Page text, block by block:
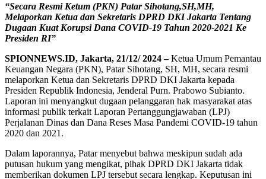
“Secara Resmi Ketum (PKN) Patar Sihotang,SH,MH,
Melaporkan Ketua dan Sekretaris DPRD DKI Jakarta Tentang
Dugaan Kuat Korupsi Dana COVID-19 Tahun 2020-2021 Ke
Presiden RI”
SPIONNEWS.ID, Jakarta, 21/12/ 2024 –Ketua Umum Pemantau
Keuangan Negara (PKN), Patar Sihotang, SH, MH, secara resmi
melaporkan Ketua dan Sekretaris DPRD DKI Jakarta kepada
Presiden Republik Indonesia, Jenderal Purn. Prabowo Subianto.
Laporan ini menyangkut dugaan pelanggaran hak masyarakat atas
informasi publik terkait Laporan Pertanggungjawaban (LPJ)
Perjalanan Dinas dan Dana Reses Masa Pandemi COVID-19 tahun
2020 dan 2021.
Dalam laporannya, Patar menyebut bahwa meskipun sudah ada
putusan hukum yang mengikat, pihak DPRD DKI Jakarta tidak
memberikan dokumen LPJ tersebut secara lengkap. Keputusan ini